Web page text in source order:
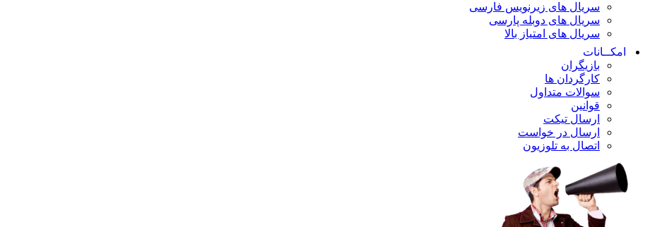
سریال های زیرنویس فارسی
سریال های دوبله پارسی
سریال های امتیاز بالا
امکــانات
بازیگران
کارگردان ها
سوالات متداول
قوانین
ارسال تیکت
ارسال در خواست
اتصال به تلوزیون